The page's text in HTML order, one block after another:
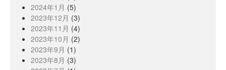
2024年1月 (5)
2023年12月 (3)
2023年11月 (4)
2023年10月 (2)
2023年9月 (1)
2023年8月 (3)